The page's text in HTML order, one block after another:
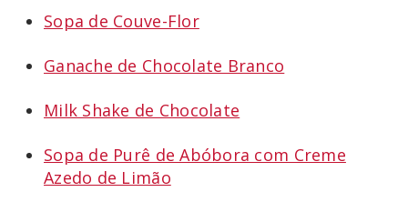
Sopa de Couve-Flor
Ganache de Chocolate Branco
Milk Shake de Chocolate
Sopa de Purê de Abóbora com Creme
Azedo de Limão